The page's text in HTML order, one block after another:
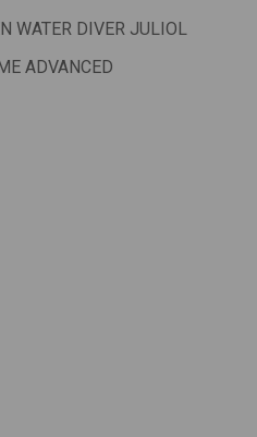
WATER DIVER JULIOL
ADVANCED